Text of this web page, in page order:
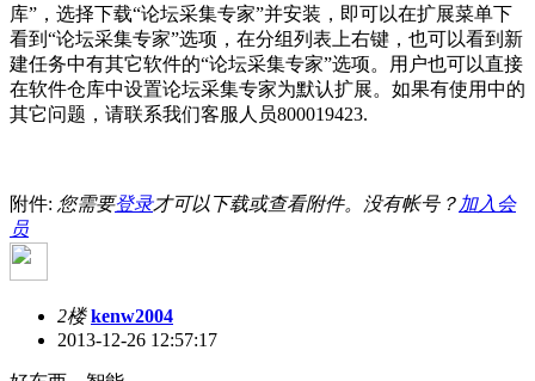
库”，选择下载“论坛采集专家”并安装，即可以在扩展菜单下
看到“论坛采集专家”选项，在分组列表上右键，也可以看到新
建任务中有其它软件的“论坛采集专家”选项。用户也可以直接
在软件仓库中设置论坛采集专家为默认扩展。如果有使用中的
其它问题，请联系我们客服人员800019423.
附件: 您需要登录才可以下载或查看附件。没有帐号？ 加入会
员
2楼 kenw2004
2013-12-26 12:57:17